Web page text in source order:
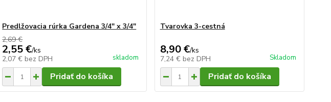
Predlžovacia rúrka Gardena 3/4" x 3/4"
2,69 €
2,55 €/ks
2,07 € bez DPH skladom
Pridať do košíka
Tvarovka 3-cestná
8,90 €/ks
7,24 € bez DPH Skladom
Pridať do košíka